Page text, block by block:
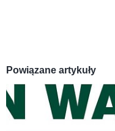
Powiązane artykuły